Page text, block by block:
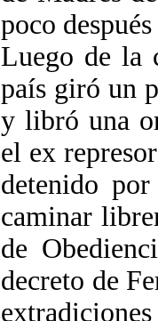
poco
Luego de la
país giró un
y libró una
el ex
detenido
caminar
de
decreto de